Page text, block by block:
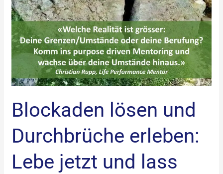
Blockaden lösen und
Durchbrüche erleben:
Lebe jetzt und lass